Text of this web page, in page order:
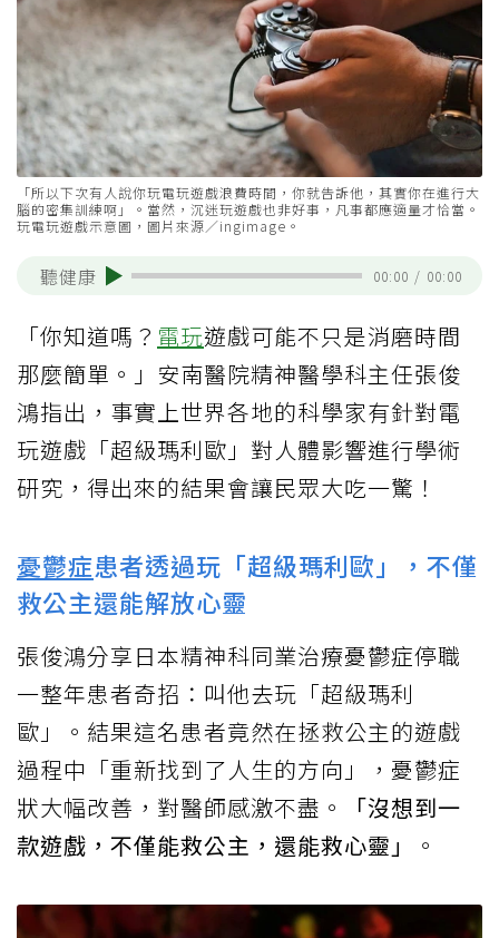
「所以下次有人說你玩電玩遊戲浪費時間，你就告訴他，其實你在進行大
腦的密集訓練啊」。當然，沉迷玩遊戲也非好事，凡事都應適量才恰當。
玩電玩遊戲示意圖，圖片來源／ingimage。
聽健康 00:00 / 00:00
「你知道嗎？ 電玩遊戲可能不只是消磨時間
那麼簡單。」安南醫院精神醫學科主任張俊
鴻指出，事實上世界各地的科學家有針對電
玩遊戲「超級瑪利歐」對人體影響進行學術
研究，得出來的結果會讓民眾大吃一驚！
憂鬱症患者透過玩「超級瑪利歐」，不僅
救公主還能解放心靈
張俊鴻分享日本精神科同業治療憂鬱症停職
一整年患者奇招：叫他去玩「超級瑪利
歐」。結果這名患者竟然在拯救公主的遊戲
過程中「重新找到了人生的方向」，憂鬱症
狀大幅改善，對醫師感激不盡。
「沒想到一
款遊戲，不僅能救公主，還能救心靈」
。